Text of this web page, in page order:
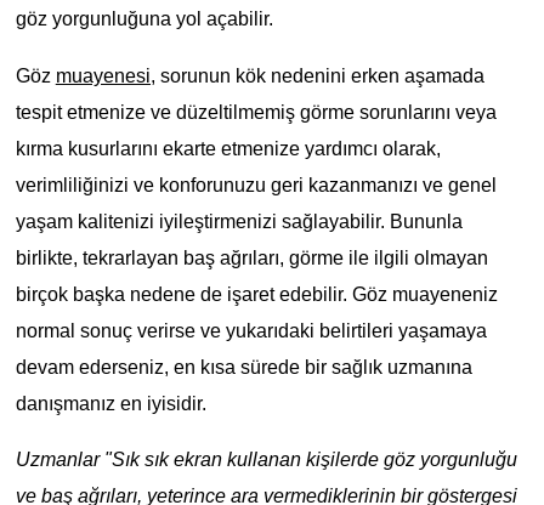
göz yorgunluğuna yol açabilir.
Göz muayenesi, sorunun kök nedenini erken aşamada
tespit etmenize ve düzeltilmemiş görme sorunlarını veya
kırma kusurlarını ekarte etmenize yardımcı olarak,
verimliliğinizi ve konforunuzu geri kazanmanızı ve genel
yaşam kalitenizi iyileştirmenizi sağlayabilir. Bununla
birlikte, tekrarlayan baş ağrıları, görme ile ilgili olmayan
birçok başka nedene de işaret edebilir. Göz muayeneniz
normal sonuç verirse ve yukarıdaki belirtileri yaşamaya
devam ederseniz, en kısa sürede bir sağlık uzmanına
danışmanız en iyisidir.
Uzmanlar "Sık sık ekran kullanan kişilerde göz yorgunluğu
ve baş ağrıları, yeterince ara vermediklerinin bir göstergesi